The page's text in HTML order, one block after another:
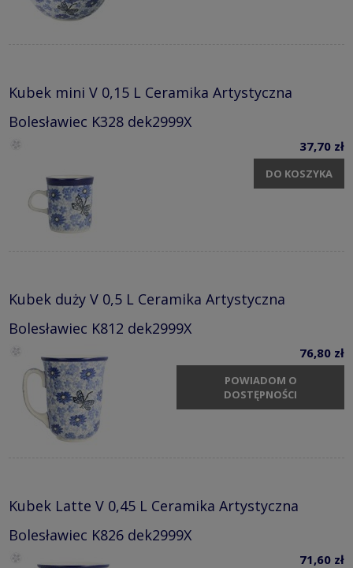
Kubek mini V 0,15 L Ceramika Artystyczna
Bolesławiec K328 dek2999X
37,70 zł
DO KOSZYKA
Kubek duży V 0,5 L Ceramika Artystyczna
Bolesławiec K812 dek2999X
76,80 zł
POWIADOM O
DOSTĘPNOŚCI
Kubek Latte V 0,45 L Ceramika Artystyczna
Bolesławiec K826 dek2999X
71,60 zł